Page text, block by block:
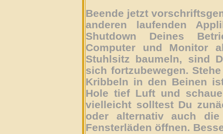
Beende jetzt
anderen laufenden
Shutdown Deines
Computer und Monitor
Stuhlsitz baumeln, sind
sich fortzubewegen.
Kribbeln in den Beinen
Hole tief Luft und
vielleicht solltest Du
oder alternativ auch
Fensterläden öffnen.